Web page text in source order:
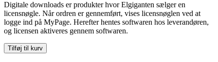
Digitale downloads er produkter hvor Elgiganten sælger en
licensnøgle. Når ordren er gennemført, vises licensnøglen ved at
logge ind på MyPage. Herefter hentes softwaren hos leverandøren,
og licensen aktiveres gennem softwaren.
Tilføj til kurv